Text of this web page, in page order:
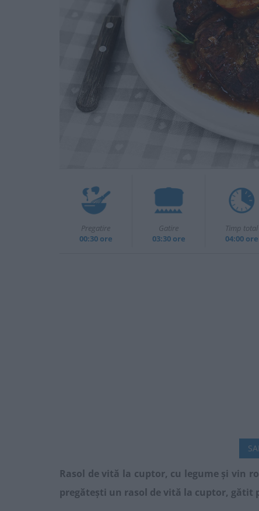
Pregatire
00:30 ore
Gatire
03:30 ore
Timp total
04:00 ore
Rasol de vită la cuptor, cu legume și vin
pregătești un rasol de vită la cuptor, gătit